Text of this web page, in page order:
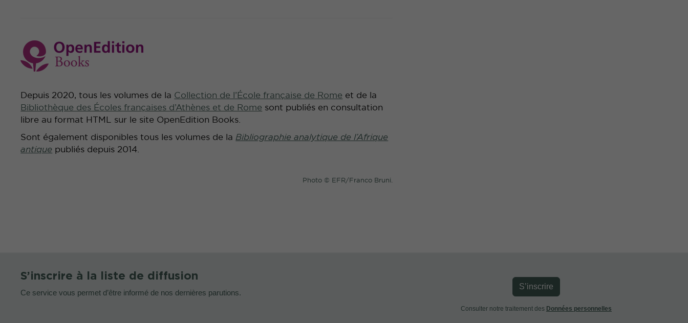
Depuis 2020, tous les volumes de la Collection de l’École française de Rome et de la
Bibliothèque des Écoles françaises d’Athènes et de Rome sont publiés en consultation
libre au format HTML sur le site OpenEdition Books.
Sont également disponibles tous les volumes de la Bibliographie analytique de l’Afrique
antique publiés depuis 2014.
Photo © EFR/Franco Bruni.
S’inscrire à la liste de diffusion
Ce service vous permet d’être informé de nos dernières parutions.
S’inscrire
Consulter notre traitement des Données personnelles